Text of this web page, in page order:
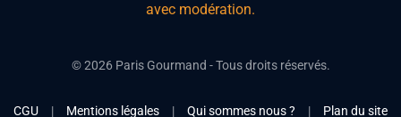
avec modération.
©2026Paris Gourmand - Tous droits réservés.
CGU | Mentions légales | Qui sommes nous ? | Plan du site